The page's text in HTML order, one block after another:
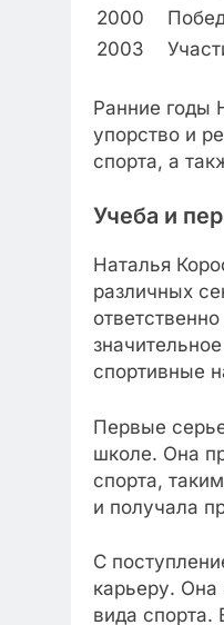
2000
2003
Ранние годы
упорство и
спорта, а
Учеба и
Наталья
различных
спортивные
Первые
школе. Она
спорта,
и получала
С
карьеру. Она
вида спорта.